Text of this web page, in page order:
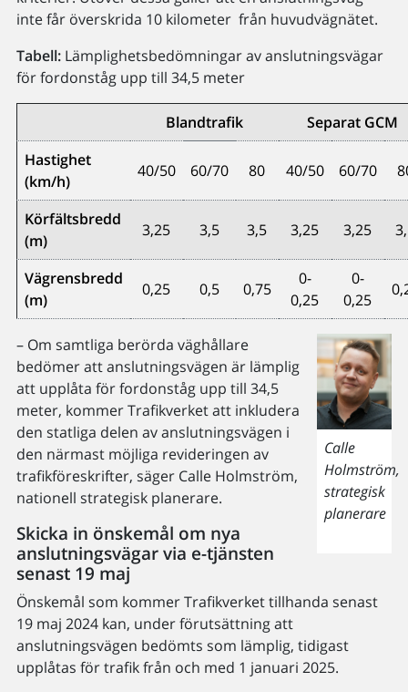
inte får överskrida 10 kilometer från huvudvägnätet.
Tabell: Lämplighetsbedömningar av anslutningsvägar
för fordonståg upp till 34,5 meter
Blandtrafik
Separat GCM
Hastighet
(km/h)
40/50 60/70 80 40/50 60/70
Körfältsbredd
(m)
3,25 3,5 3,5 3,25 3,25
Vägrensbredd
(m)
0,25 0,5 0,75
0-
0,25
0-
0,25
Calle
Holmström,
strategisk
planerare
– Om samtliga berörda väghållare
bedömer att anslutningsvägen är lämplig
att upplåta för fordonståg upp till 34,5
meter, kommer Trafikverket att inkludera
den statliga delen av anslutningsvägen i
den närmast möjliga revideringen av
trafikföreskrifter, säger Calle Holmström,
nationell strategisk planerare.
Skicka in önskemål om nya
anslutningsvägar via e-tjänsten
senast 19 maj
Önskemål som kommer Trafikverket tillhanda senast
19 maj 2024 kan, under förutsättning att
anslutningsvägen bedömts som lämplig, tidigast
upplåtas för trafik från och med 1 januari 2025.